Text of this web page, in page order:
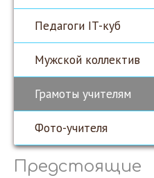
Педагоги IT-куб
Мужской коллектив
Грамоты учителям
Фото-учителя
Предстоящие